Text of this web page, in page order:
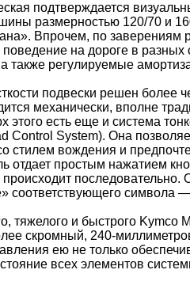
подтверждается
размерностью 120/70 и
Впрочем, по заверениям
на дороге в разных
также регулируемые
подвески решен более
механически, вполне
этого есть еще и система
Control System). Она
стилем вождения и
отдает простым нажатием
последовательно.
соответствующего символа
тяжелого и быстрого
скромный, 240-
ею не только
всех элементов